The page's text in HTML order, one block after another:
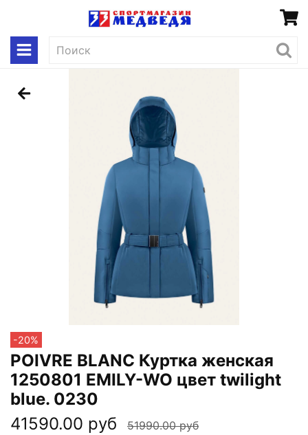
-20%
POIVRE BLANC Куртка женская
1250801 EMILY-WO цвет twilight
blue. 0230
41590.00 руб
51990.00 руб